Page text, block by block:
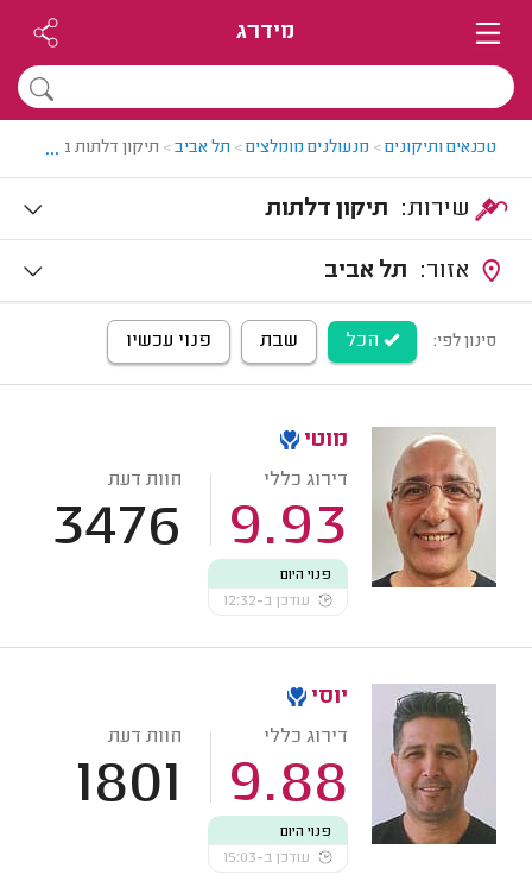
מידרג
טכנאים ותיקונים> מנעולנים מומלצים> תל אביב> תיקון דלתות בתל אביב
...
תיקון דלתות
תל אביב
סינון לפי: הכל שבת פנוי עכשיו
מוטי
דירוג כללי
9.93
חוות דעת
3476
פנוי היום
עודכן ב-12:32
יוסי
דירוג כללי
9.88
חוות דעת
1801
פנוי היום
עודכן ב-15:03